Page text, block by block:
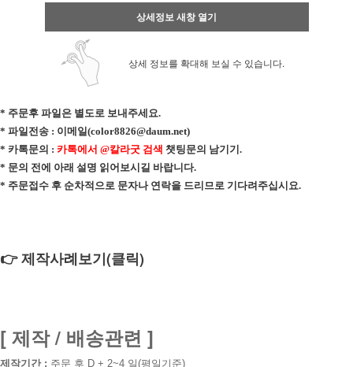
상세정보 새창 열기
상세 정보를 확대해 보실 수 있습니다.
* 주문후 파일은 별도로 보내주세요.
* 파일전송 : 이메일(color8826@daum.net)
* 카톡문의 : 카톡에서 @칼라굿 검색 챗팅문의 남기기.
* 문의 전에 아래 설명 읽어보시길 바랍니다.
* 주문접수 후 순차적으로 문자나 연락을 드리므로 기다려주십시요.
👉 제작사례보기(클릭)
[ 제작 / 배송관련 ]
제작기간 : 주문 후 D + 2~4 일(평일기준)